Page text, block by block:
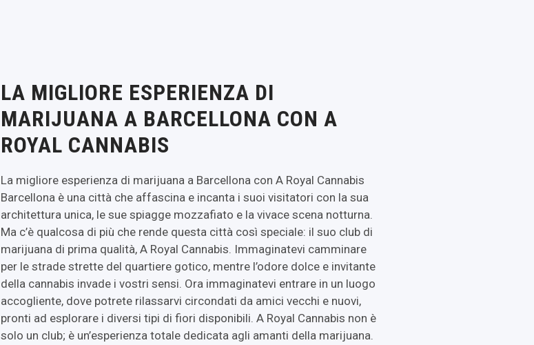
LA MIGLIORE ESPERIENZA DI
MARIJUANA A BARCELLONA CON A
ROYAL CANNABIS
La migliore esperienza di marijuana a Barcellona con A Royal Cannabis
Barcellona è una città che affascina e incanta i suoi visitatori con la sua
architettura unica, le sue spiagge mozzafiato e la vivace scena notturna.
Ma c’è qualcosa di più che rende questa città così speciale: il suo club di
marijuana di prima qualità, A Royal Cannabis. Immaginatevi camminare
per le strade strette del quartiere gotico, mentre l’odore dolce e invitante
della cannabis invade i vostri sensi. Ora immaginatevi entrare in un luogo
accogliente, dove potrete rilassarvi circondati da amici vecchi e nuovi,
pronti ad esplorare i diversi tipi di fiori disponibili. A Royal Cannabis non è
solo un club; è un’esperienza totale dedicata agli amanti della marijuana.